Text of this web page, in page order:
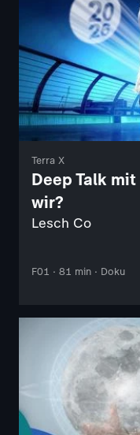
Terra X
Deep Talk
wir?
Lesch Co
F01 · 81 min · Doku